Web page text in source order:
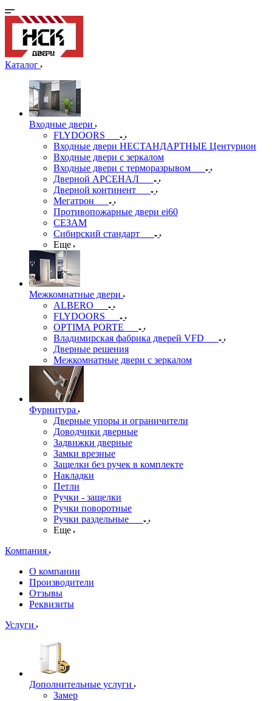
Каталог
Входные двери
FLYDOORS
Входные двери НЕСТАНДАРТНЫЕ Центурион
Входные двери с зеркалом
Входные двери с терморазрывом
Дверной АРСЕНАЛ
Дверной континент
Мегатрон
Противопожарные двери ei60
СЕЗАМ
Сибирский стандарт
Еще
Межкомнатные двери
ALBERO
FLYDOORS
OPTIMA PORTE
Владимирская фабрика дверей VFD
Дверные решения
Межкомнатные двери c зеркалом
Фурнитура
Дверные упоры и ограничители
Доводчики дверные
Задвижки дверные
Замки врезные
Защелки без ручек в комплекте
Накладки
Петли
Ручки - защелки
Ручки поворотные
Ручки раздельные
Еще
Компания
О компании
Производители
Отзывы
Реквизиты
Услуги
Дополнительные услуги
Замер